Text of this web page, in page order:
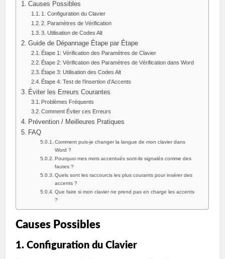
Causes Possibles
1. Configuration du Clavier
2. Paramètres de Vérification
3. Utilisation de Codes Alt
Guide de Dépannage Étape par Étape
Étape 1: Vérification des Paramètres de Clavier
Étape 2: Vérification des Paramètres de Vérification dans Word
Étape 3: Utilisation des Codes Alt
Étape 4: Test de l’Insertion d’Accents
Éviter les Erreurs Courantes
Problèmes Fréquents
Comment Éviter ces Erreurs
Prévention / Meilleures Pratiques
FAQ
Comment puis-je changer la langue de mon clavier dans
Word ?
Pourquoi mes mots accentués sont-ils signalés comme des
fautes ?
Quels sont les raccourcis les plus courants pour insérer des
accents ?
Que faire si mon clavier ne prend pas en charge les accents
?
Causes Possibles
1. Configuration du Clavier